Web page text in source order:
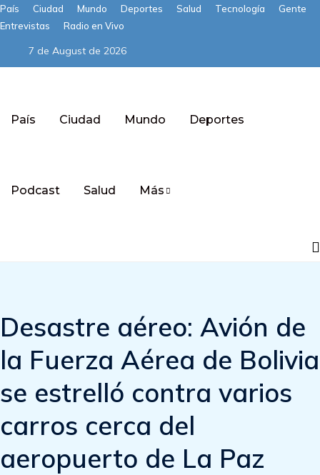
País Ciudad Mundo Deportes Salud Tecnología
Gente
Entrevistas
Radio en Vivo
7 de August de 2026
País Ciudad Mundo Deportes
Podcast Salud Más
Desastre aéreo: Avión de
la Fuerza Aérea de Bolivia
se estrelló contra varios
carros cerca del
aeropuerto de La Paz